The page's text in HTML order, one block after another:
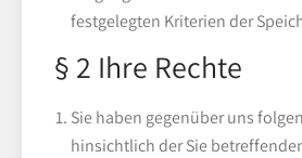
festgelegten Kriterien der
§ 2 Ihre Rechte
Sie haben gegenüber uns
hinsichtlich der Sie